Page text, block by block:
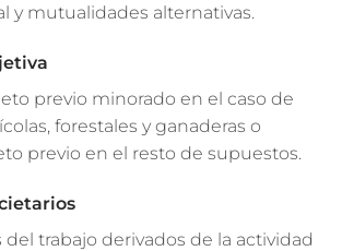
y mutualidades alternativas.
previo minorado en el caso de
forestales y ganaderas o
previo en el resto de supuestos.
del trabajo derivados de la actividad